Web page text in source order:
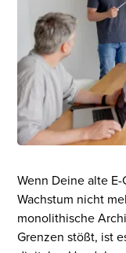
Wenn Deine alte
Wachstum nicht
monolithische
Grenzen stößt, ist